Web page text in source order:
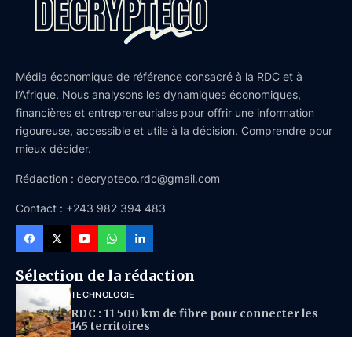
Média économique de référence consacré à la RDC et à
l’Afrique. Nous analysons les dynamiques économiques,
financières et entrepreneuriales pour offrir une information
rigoureuse, accessible et utile à la décision. Comprendre pour
mieux décider.
Rédaction : decrypteco.rdc@gmail.com
Contact : +243 982 394 483
Sélection de la rédaction
TECHNOLOGIE
RDC : 11 500 km de fibre pour connecter les
145 territoires